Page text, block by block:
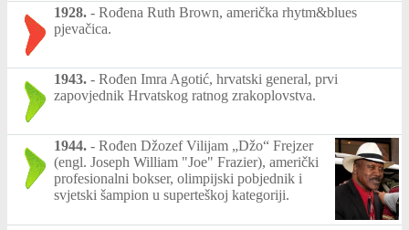
1928. - Rođena Ruth Brown, američka rhytm&blues
pjevačica.
1943. - Rođen Imra Agotić, hrvatski general, prvi
zapovjednik Hrvatskog ratnog zrakoplovstva.
1944. - Rođen Džozef Vilijam „Džo“ Frejzer
(engl. Joseph William "Joe" Frazier), američki
profesionalni bokser, olimpijski pobjednik i
svjetski šampion u superteškoj kategoriji.